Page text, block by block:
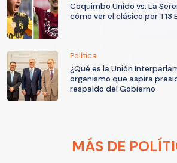
Coquimbo Unido vs. La
cómo ver el clásico por T13
Política
¿Qué es la Unión
organismo que aspira
respaldo del Gobierno
MÁS DE